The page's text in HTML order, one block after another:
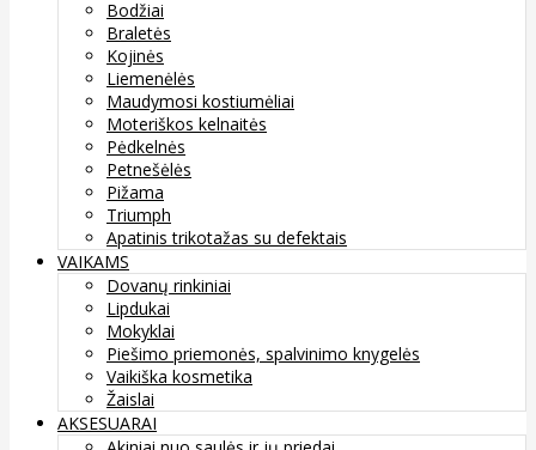
Bodžiai
Braletės
Kojinės
Liemenėlės
Maudymosi kostiumėliai
Moteriškos kelnaitės
Pėdkelnės
Petnešėlės
Pižama
Triumph
Apatinis trikotažas su defektais
VAIKAMS
Dovanų rinkiniai
Lipdukai
Mokyklai
Piešimo priemonės, spalvinimo knygelės
Vaikiška kosmetika
Žaislai
AKSESUARAI